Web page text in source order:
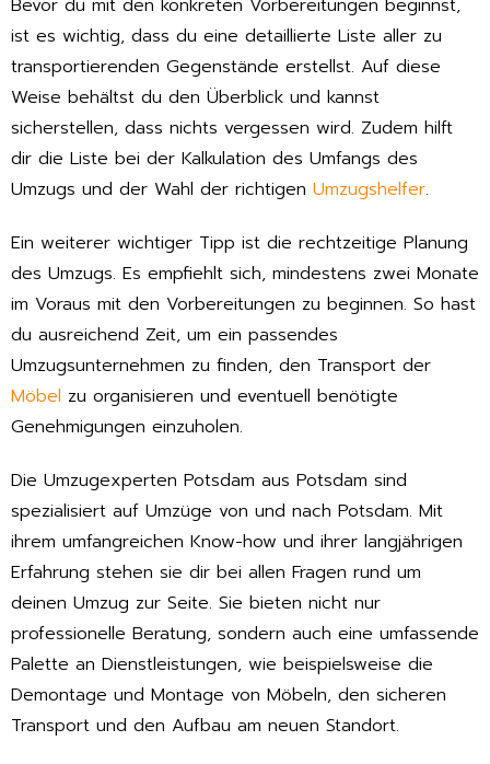
Bevor du mit den konkreten Vorbereitungen beginnst,
ist es wichtig, dass du eine detaillierte Liste aller zu
transportierenden Gegenstände erstellst. Auf diese
Weise behältst du den Überblick und kannst
sicherstellen, dass nichts vergessen wird. Zudem hilft
dir die Liste bei der Kalkulation des Umfangs des
Umzugs und der Wahl der richtigen Umzugshelfer.
Ein weiterer wichtiger Tipp ist die rechtzeitige Planung
des Umzugs. Es empfiehlt sich, mindestens zwei Monate
im Voraus mit den Vorbereitungen zu beginnen. So hast
du ausreichend Zeit, um ein passendes
Umzugsunternehmen zu finden, den Transport der
Möbel zu organisieren und eventuell benötigte
Genehmigungen einzuholen.
Die Umzugexperten Potsdam aus Potsdam sind
spezialisiert auf Umzüge von und nach Potsdam. Mit
ihrem umfangreichen Know-how und ihrer langjährigen
Erfahrung stehen sie dir bei allen Fragen rund um
deinen Umzug zur Seite. Sie bieten nicht nur
professionelle Beratung, sondern auch eine umfassende
Palette an Dienstleistungen, wie beispielsweise die
Demontage und Montage von Möbeln, den sicheren
Transport und den Aufbau am neuen Standort.